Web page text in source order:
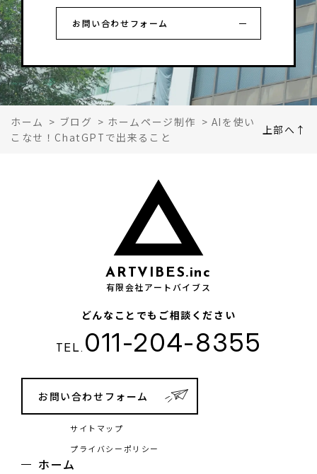
お問い合わせフォーム
ホーム > ブログ > ホームページ制作 > AIを使い
こなせ！ChatGPTで出来ること
上部へ↑
ARTVIBES.inc
有限会社アートバイブス
どんなことでもご相談ください
TEL. 011-204-8355
お問い合わせフォーム
サイトマップ
プライバシーポリシー
ホーム